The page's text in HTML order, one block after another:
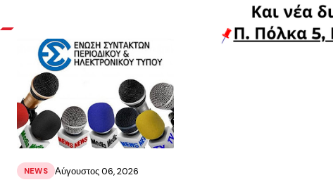
NEWS Αύγουστος 06, 2026